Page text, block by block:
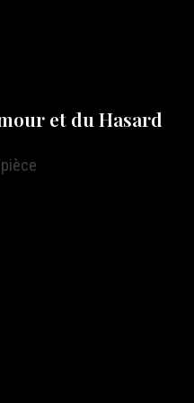
et du Hasard